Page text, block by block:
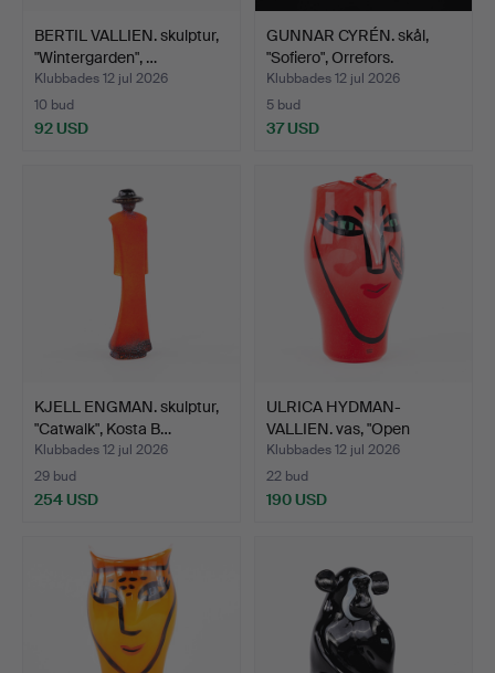
BERTIL VALLIEN. skulptur,
"Wintergarden", …
Klubbades 12 jul 2026
10 bud
92 USD
GUNNAR CYRÉN. skål,
"Sofiero", Orrefors.
Klubbades 12 jul 2026
5 bud
37 USD
KJELL ENGMAN. skulptur,
"Catwalk", Kosta B…
Klubbades 12 jul 2026
29 bud
254 USD
ULRICA HYDMAN-
VALLIEN. vas, "Open
Minds", …
Klubbades 12 jul 2026
22 bud
190 USD